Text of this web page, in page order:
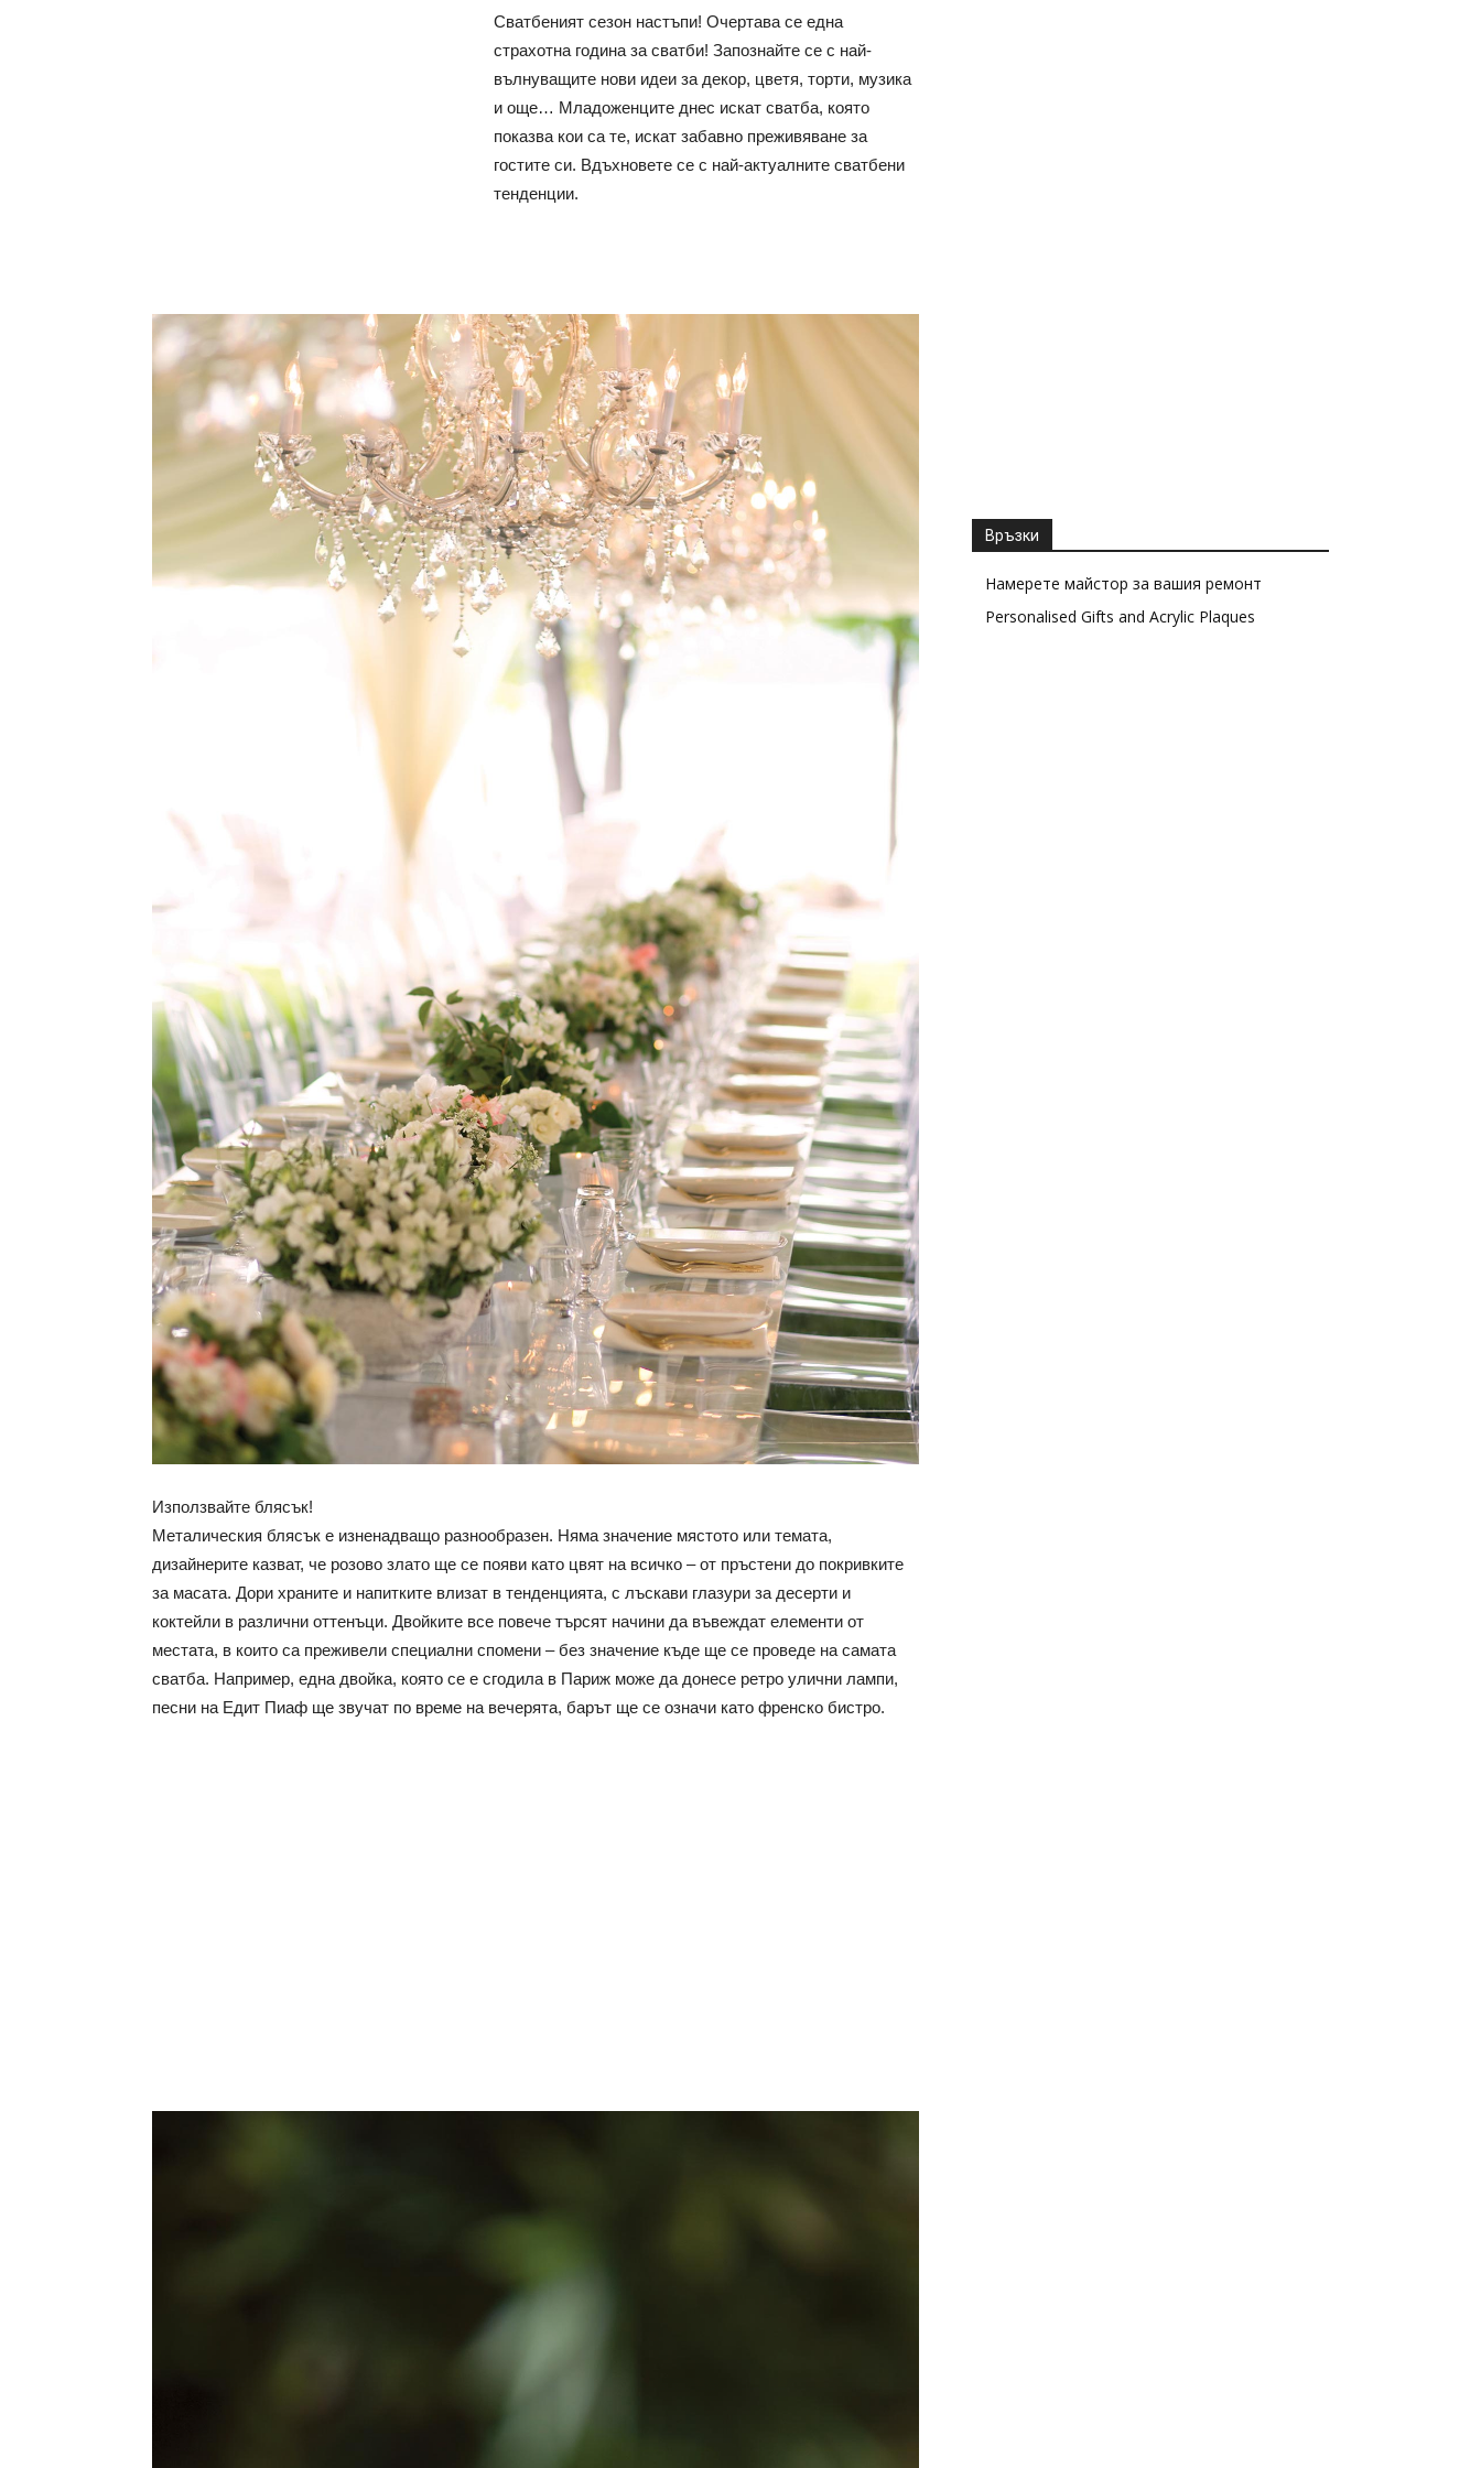
Сватбеният сезон настъпи! Очертава се една
страхотна година за сватби! Запознайте се с най-
вълнуващите нови идеи за декор, цветя, торти, музика
и още… Младоженците днес искат сватба, която
показва кои са те, искат забавно преживяване за
гостите си. Вдъхновете се с най-актуалните сватбени
тенденции.
Използвайте блясък!
Металическия блясък е изненадващо разнообразен. Няма значение мястото или темата,
дизайнерите казват, че розово злато ще се появи като цвят на всичко – от пръстени до покривките
за масата. Дори храните и напитките влизат в тенденцията, с лъскави глазури за десерти и
коктейли в различни оттенъци. Двойките все повече търсят начини да въвеждат елементи от
местата, в които са преживели специални спомени – без значение къде ще се проведе на самата
сватба. Например, една двойка, която се е сгодила в Париж може да донесе ретро улични лампи,
песни на Едит Пиаф ще звучат по време на вечерята, барът ще се означи като френско бистро.
Връзки
Намерете майстор за вашия ремонт
Personalised Gifts and Acrylic Plaques